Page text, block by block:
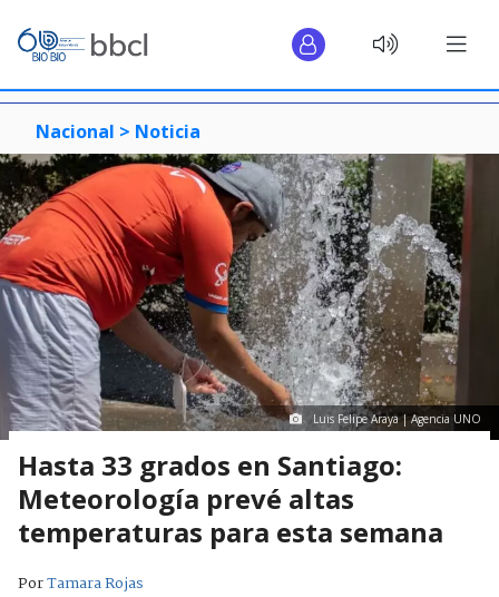
Nacional > Noticia
Luis Felipe Araya | Agencia UNO
Hasta 33 grados en Santiago:
Meteorología prevé altas
temperaturas para esta semana
PorTamara Rojas